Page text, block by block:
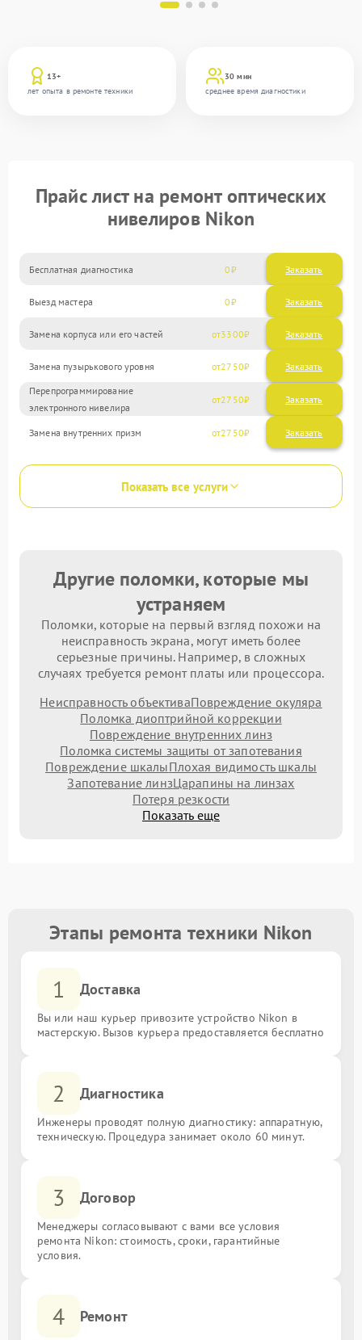
13+
лет опыта в ремонте техники
30 мин
среднее время диагностики
Прайс лист на ремонт оптических
нивелиров Nikon
Бесплатная диагностика 0 Заказать
Выезд мастера 0 Заказать
Замена корпуса или его частей 3300
Замена пузырькового уровня 2750
Перепрограммирование
электронного нивелира
2750
Замена внутренних призм 2750
Показать все услуги
Другие поломки, которые мы
устраняем
Поломки, которые на первый взгляд похожи на
неисправность экрана, могут иметь более
серьезные причины. Например, в сложных
случаях требуется ремонт платы или процессора.
Неисправность объективаПовреждение окуляра
Поломка диоптрийной коррекции
Повреждение внутренних линз
Поломка системы защиты от запотевания
Повреждение шкалыПлохая видимость шкалы
Запотевание линзЦарапины на линзах
Потеря резкости
Показать еще
Этапы ремонта техники Nikon
1 Доставка
Вы или наш курьер привозите устройство Nikon в
мастерскую. Вызов курьера предоставляется бесплатно
2 Диагностика
Инженеры проводят полную диагностику: аппаратную,
техническую. Процедура занимает около 60 минут.
3 Договор
Менеджеры согласовывают с вами все условия
ремонта Nikon: стоимость, сроки, гарантийные
условия.
4 Ремонт